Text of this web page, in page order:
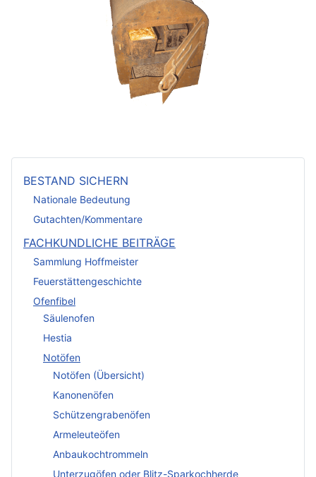
BESTAND SICHERN
Nationale Bedeutung
Gutachten/Kommentare
FACHKUNDLICHE BEITRÄGE
Sammlung Hoffmeister
Feuerstättengeschichte
Ofenfibel
Säulenofen
Hestia
Notöfen
Notöfen (Übersicht)
Kanonenöfen
Schützengrabenöfen
Armeleuteöfen
Anbaukochtrommeln
Unterzugöfen oder Blitz-Sparkochherde